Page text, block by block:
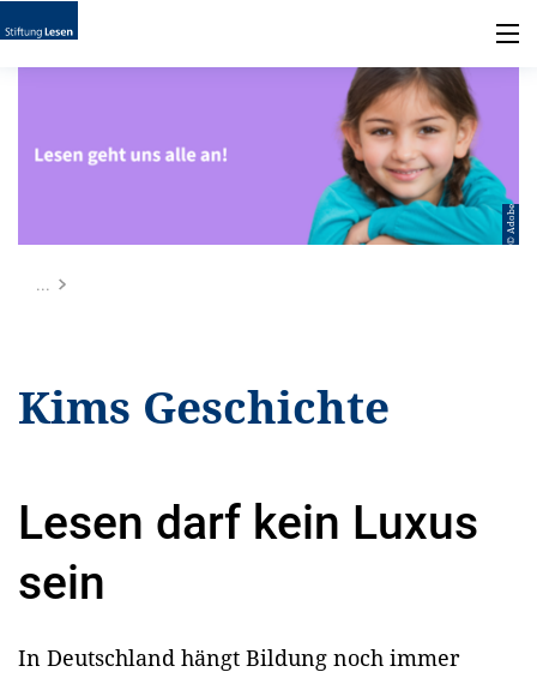
© Adobe
...
Kims Geschichte
Lesen darf kein Luxus
sein
In Deutschland hängt Bildung noch immer